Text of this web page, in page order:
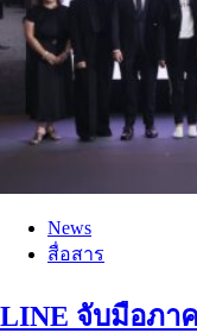
News
สื่อสาร
LINE จับมือภา